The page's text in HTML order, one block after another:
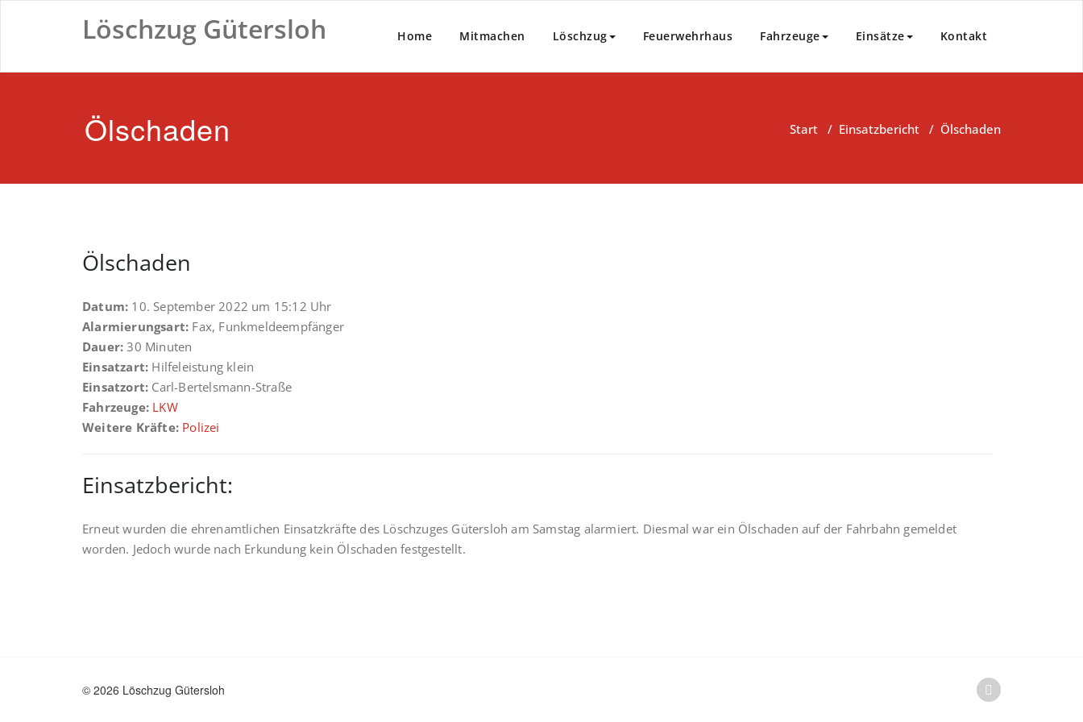
Löschzug Gütersloh Home Mitmachen Löschzug Feuerwehrhaus Fahrzeuge Einsätze Kontakt
Ölschaden Start / Einsatzbericht / Ölschaden
Ölschaden
Datum: 10. September 2022 um 15:12 Uhr
Alarmierungsart: Fax, Funkmeldeempfänger
Dauer: 30 Minuten
Einsatzart: Hilfeleistung klein
Einsatzort: Carl-Bertelsmann-Straße
Fahrzeuge: LKW
Weitere Kräfte: Polizei
Einsatzbericht:
Erneut wurden die ehrenamtlichen Einsatzkräfte des Löschzuges Gütersloh am Samstag alarmiert. Diesmal war ein Ölschaden auf der Fahrbahn gemeldet
worden. Jedoch wurde nach Erkundung kein Ölschaden festgestellt.
© 2026 Löschzug Gütersloh